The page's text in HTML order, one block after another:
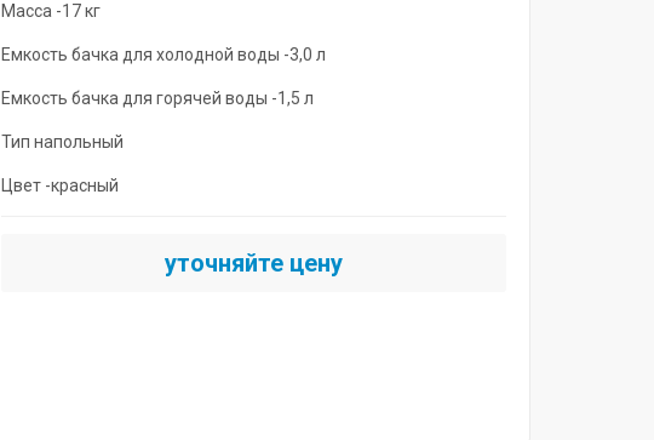
Масса -17 кг
Емкость бачка для холодной воды -3,0 л
Емкость бачка для горячей воды -1,5 л
Тип напольный
Цвет -красный
уточняйте цену